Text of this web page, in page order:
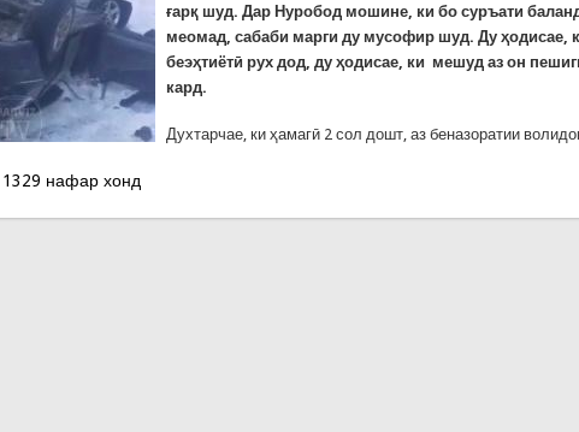
ғарқ шуд. Дар Нуробод мошине, ки бо суръати
меомад, сабаби марги ду мусофир шуд. Ду ҳодисае,
беэҳтиётӣ рух дод, ду ҳодисае, ки мешуд аз он
кард.
Духтарчае, ки ҳамагӣ 2 сол дошт, аз беназоратии
о Ду фоҷеаи ду рӯзи гузашта: Духтарчаи дусоларо оби канал ҳалок
1329 нафар хонд